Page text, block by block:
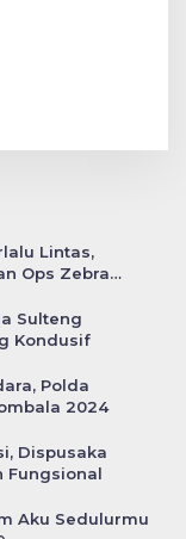
Lintas,
Ops Zebra
Sulteng
Kondusif
Polda
2024
Dispusaka
Fungsional
Aku Sedulurmu